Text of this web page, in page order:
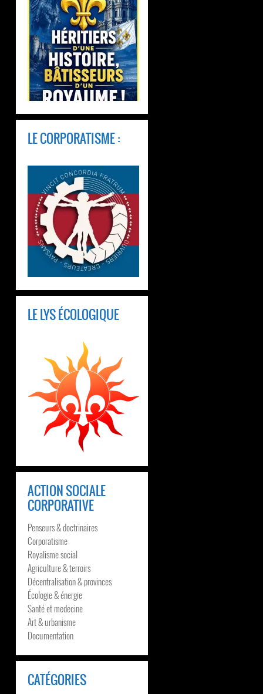
LE CORPORATISME :
LE LYS ÉCOLOGIQUE
ACTION SOCIALE
CORPORATIVE
Penseurs & doctrinaires
Corporatisme
Royalisme social
Agriculture & terroirs
Décentralisation & provinces
Écologie & énergie
Santé et medecine
Art & urbanisme
Documentation
CATÉGORIES